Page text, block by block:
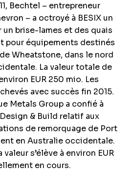
Bechtel – entrepreneur
– a octroyé à BESIX un
un brise-lames et des quais
pour équipements destinés
Wheatstone, dans le nord
La valeur totale de
EUR 250 mio. Les
avec succès fin 2015.
Metals Group a confié à
& Build relatif aux
de remorquage de Port
en Australie occidentale.
s’élève à environ EUR
en cours.